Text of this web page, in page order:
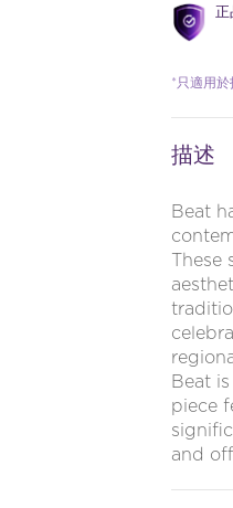
*只適用於
描述
Beat
Beat
piece
and